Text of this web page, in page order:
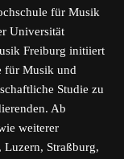
für Musik
Universität
Freiburg initiiert
für Musik und
Studie zu
Ab
weiterer
Straßburg,